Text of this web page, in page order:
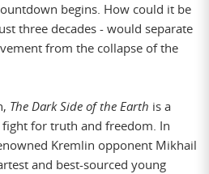
begins. How could it be
three decades - would separate
from the collapse of the
The Dark Side of the Earth is a
for truth and freedom. In
Kremlin opponent Mikhail
and best-sourced young